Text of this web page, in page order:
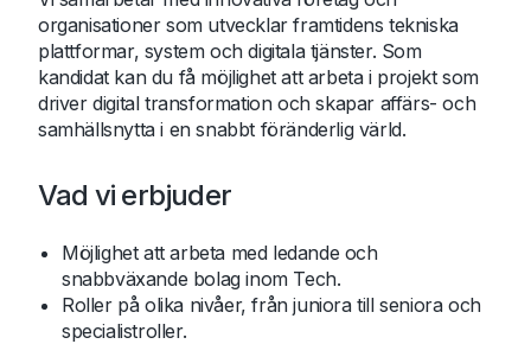
organisationer som utvecklar framtidens tekniska
plattformar, system och digitala tjänster. Som
kandidat kan du få möjlighet att arbeta i projekt som
driver digital transformation och skapar affärs- och
samhällsnytta i en snabbt föränderlig värld.
Vad vi erbjuder
Möjlighet att arbeta med ledande och
snabbväxande bolag inom Tech.
Roller på olika nivåer, från juniora till seniora och
specialistroller.